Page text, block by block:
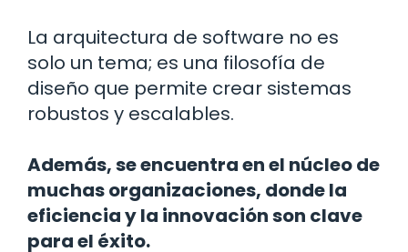
La arquitectura de software no es
solo un tema; es una filosofía de
diseño que permite crear sistemas
robustos y escalables.
Además, se encuentra en el núcleo de
muchas organizaciones, donde la
eficiencia y la innovación son clave
para el éxito.